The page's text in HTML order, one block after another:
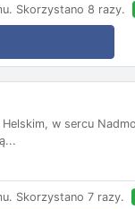
Skorzystano 8 razy.
w sercu
Skorzystano 7 razy.